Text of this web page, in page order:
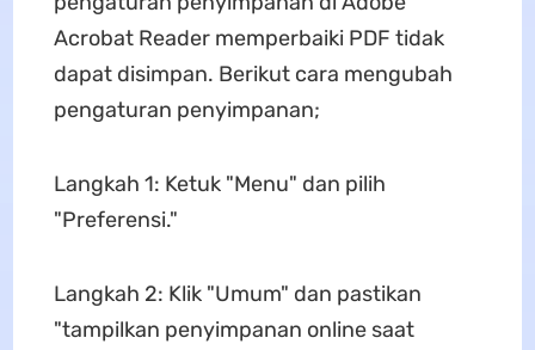
Acrobat Reader memperbaiki PDF tidak
dapat disimpan. Berikut cara mengubah
pengaturan penyimpanan;
Langkah 1: Ketuk "Menu" dan pilih
"Preferensi."
Langkah 2: Klik "Umum" dan pastikan
"tampilkan penyimpanan online saat